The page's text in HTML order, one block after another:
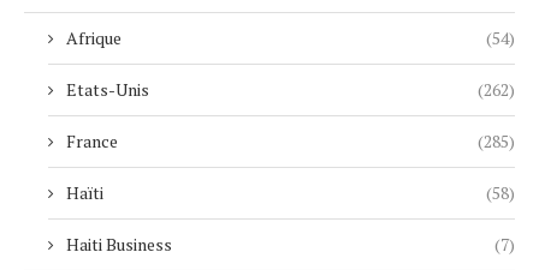
Afrique (54)
Etats-Unis (262)
France (285)
Haïti (58)
Haiti Business (7)